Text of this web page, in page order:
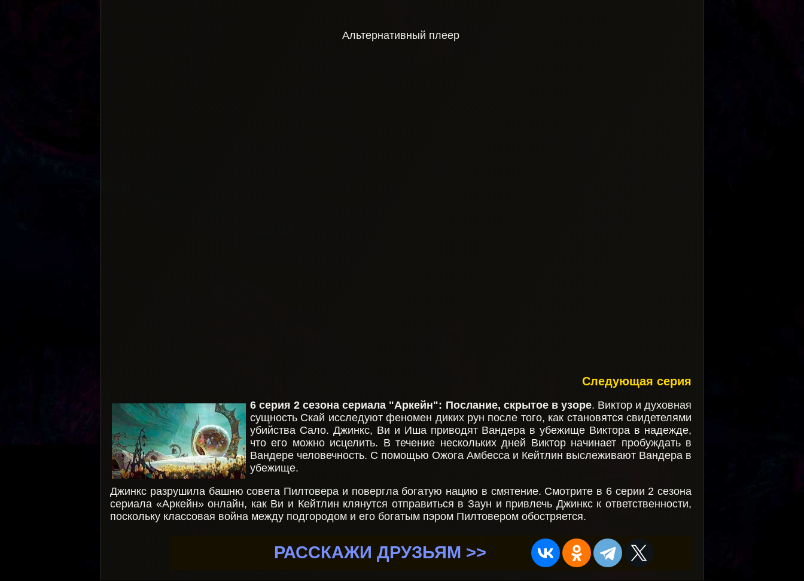
Альтернативный плеер
Следующая серия
6 серия 2 сезона сериала "Аркейн": Послание, скрытое в узоре. Виктор и духовная
сущность Скай исследуют феномен диких рун после того, как становятся свидетелями
убийства Сало. Джинкс, Ви и Иша приводят Вандера в убежище Виктора в надежде,
что его можно исцелить. В течение нескольких дней Виктор начинает пробуждать в
Вандере человечность. С помощью Ожога Амбесса и Кейтлин выслеживают Вандера в
убежище.
Джинкс разрушила башню совета Пилтовера и повергла богатую нацию в смятение. Смотрите в 6 серии 2 сезона
сериала «Аркейн» онлайн, как Ви и Кейтлин клянутся отправиться в Заун и привлечь Джинкс к ответственности,
поскольку классовая война между подгородом и его богатым пэром Пилтовером обостряется.
РАССКАЖИ ДРУЗЬЯМ >>